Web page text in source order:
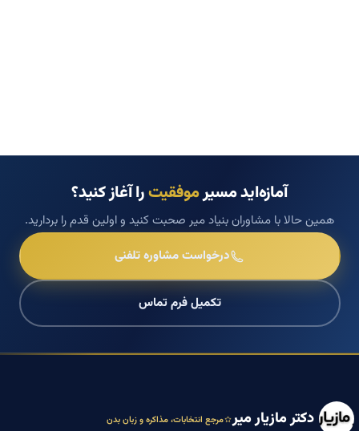
آمازه‌اید مسیرموفقیترا آغاز کنید؟
همین حالا با مشاوران بنیاد میر صحبت کنید و اولین قدم را بردارید.
درخواست مشاوره تلفنی
تکمیل فرم تماس
دکتر مازیار میر مرجع انتخابات، مذاکره و زبان بدن